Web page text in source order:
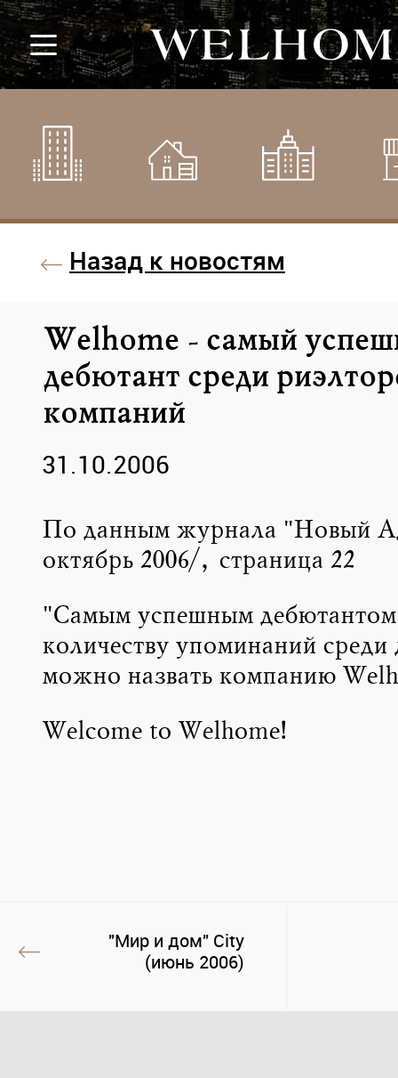
Назад к новостям
Welhome - cамый
дебютант среди
компаний
31.10.2006
По данным журнала "Новый
октябрь 2006/, страница 22
"Самым успешным
количеству упоминаний среди
можно назвать компанию
Welcome to Welhome!
"Мир и дом" City
(июнь 2006)